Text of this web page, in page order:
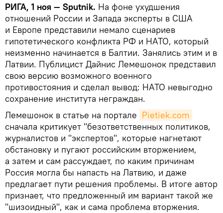
РИГА, 1 ноя — Sputnik. На фоне ухудшения
отношений России и Запада эксперты в США
и Европе представили немало сценариев
гипотетического конфликта РФ и НАТО, который
неизменно начинается в Балтии. Занялись этим и в
Латвии. Публицист Дайнис Лемешонок представил
свою версию возможного военного
противостояния и сделал вывод: НАТО невыгодно
сохранение института неграждан.
Лемешонок в статье на портале Pietiek.com
сначала критикует "безответственных политиков,
журналистов и "экспертов", которые нагнетают
обстановку и пугают российским вторжением,
а затем и сам рассуждает, по каким причинам
Россия могла бы напасть на Латвию, и даже
предлагает пути решения проблемы. В итоге автор
признает, что предложенный им вариант такой же
"шизоидный", как и сама проблема вторжения.